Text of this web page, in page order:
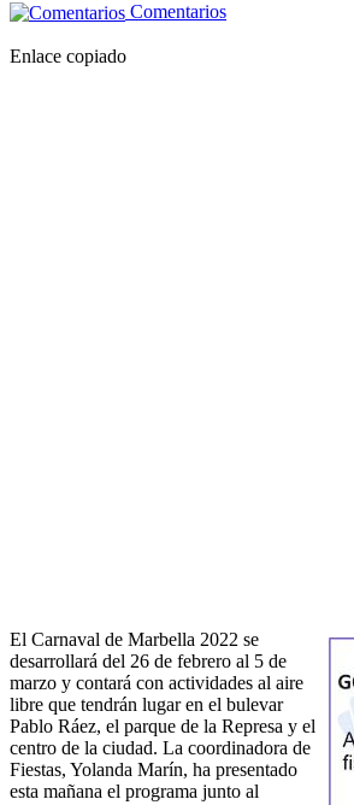
Comentarios
Enlace copiado
El Carnaval de Marbella 2022 se
desarrollará del 26 de febrero al 5 de
marzo y contará con actividades al aire
libre que tendrán lugar en el bulevar
Pablo Ráez, el parque de la Represa y el
centro de la ciudad. La coordinadora de
Fiestas, Yolanda Marín, ha presentado
esta mañana el programa junto al